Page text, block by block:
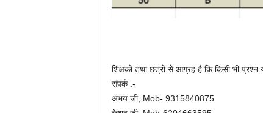
शिक्षकों तथा छत्रों से आग्रह है कि किसी भी
संपर्क :-
अभय जी, Mob- 9315840875